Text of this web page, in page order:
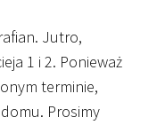
Jutro,
1 i 2. Ponieważ
terminie,
Prosimy